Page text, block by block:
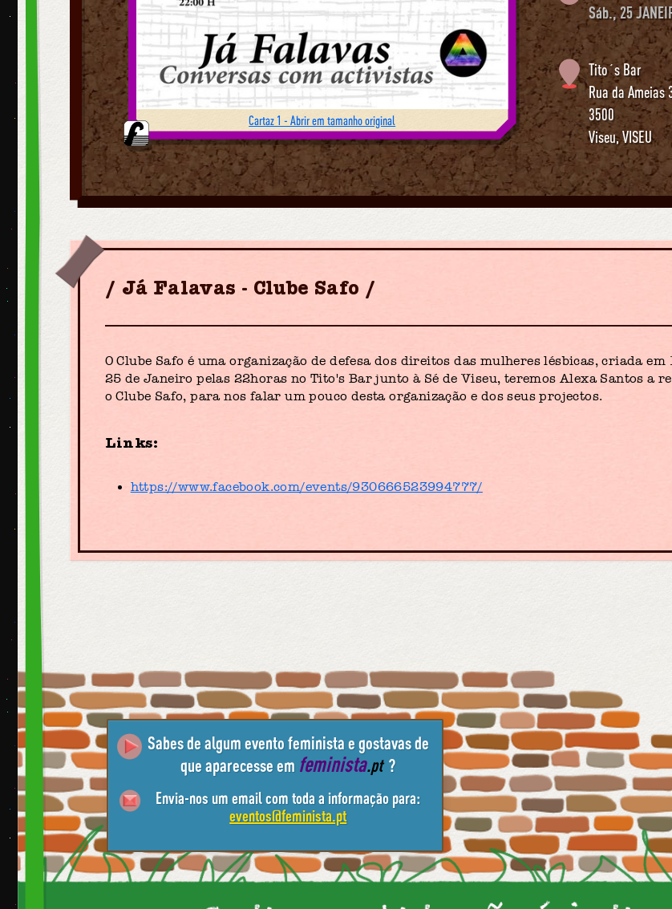
Sáb., 25
Tito´s Bar
Rua da Ameias
3500
Viseu,VISEU
Cartaz 1 - Abrir em tamanho original
Já Falavas - Clube Safo
O Clube Safo é uma organização de defesa dos direitos das mulheres lésbicas, criada em
25 de Janeiro pelas 22horas no Tito's Bar junto à Sé de Viseu, teremos Alexa Santos a
o Clube Safo, para nos falar um pouco desta organização e dos seus projectos.
Links:
https://www.facebook.com/events/930666523994777/
Sabes de algum evento feminista e gostavas de
que aparecesse em feminista.pt ?
Envia-nos um email com toda a informação para:
eventos@feminista.pt